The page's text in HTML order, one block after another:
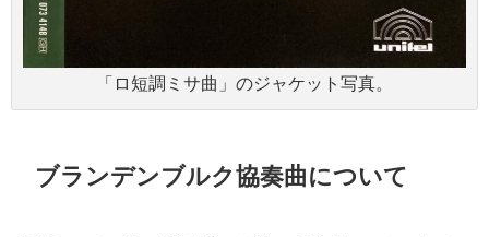
「ロ短調ミサ曲」のジャケット写真。
ブランデンブルク協奏曲について